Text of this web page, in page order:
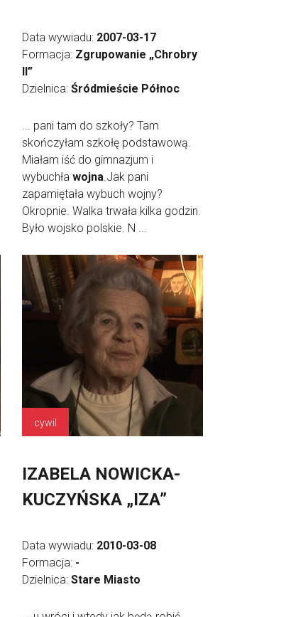
Data wywiadu: 2007-03-17
Formacja: Zgrupowanie „Chrobry
II”
Dzielnica: Śródmieście Północ
... pani tam do szkoły? Tam
skończyłam szkołę podstawową.
Miałam iść do gimnazjum i
wybuchła wojna.Jak pani
zapamiętała wybuch wojny?
Okropnie. Walka trwała kilka godzin.
Było wojsko polskie. N ...
cywil
IZABELA NOWICKA-
KUCZYŃSKA „IZA”
Data wywiadu: 2010-03-08
Formacja: -
Dzielnica: Stare Miasto